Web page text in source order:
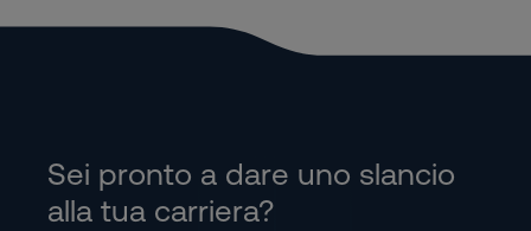
Sei pronto a dare uno slancio
alla tua carriera?